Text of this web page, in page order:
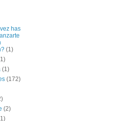
has
(1)
(1)
(172)
(2)